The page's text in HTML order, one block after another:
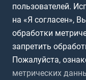
ПОДА-футбол
Футбольное
Интерактивный
Политика
пользователей.
на «Я согласен»,
обработки
запретить
Пожалуйста,
метрических